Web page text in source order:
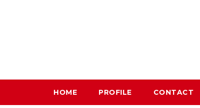
HOME PROFILE CONTACT